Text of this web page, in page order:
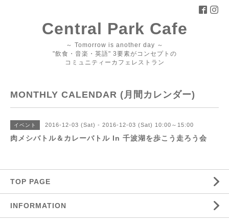
Central Park Cafe
～ Tomorrow is another day ～
"飲食・音楽・英語" 3要素がコンセプトの
コミュニティーカフェレストラン
MONTHLY CALENDAR (月間カレンダー)
イベント 2016-12-03 (Sat) - 2016-12-03 (Sat) 10:00～15:00
肉メシバトル＆カレーバトル In 千波湖を歩こう走ろう会
TOP PAGE
INFORMATION